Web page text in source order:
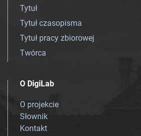
Tytuł
Tytuł czasopisma
Tytuł pracy zbiorowej
Twórca
O DigiLab
O projekcie
Słownik
Kontakt